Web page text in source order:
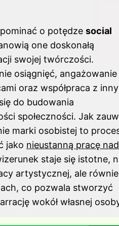
o potędze social
one doskonałą
swojej twórczości.
osiągnięć, angażowanie
oraz współpraca z
do budowania
społeczności. Jak
marki osobistej to
jako nieustanną pracę nad
staje się istotne,
artystycznej, ale
co pozwala stworzyć
wokół własnej